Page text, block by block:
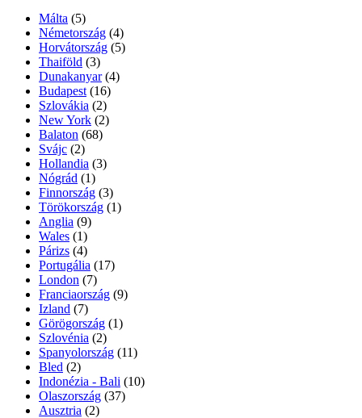
Málta (5)
Németország (4)
Horvátország (5)
Thaiföld (3)
Dunakanyar (4)
Budapest (16)
Szlovákia (2)
New York (2)
Balaton (68)
Svájc (2)
Hollandia (3)
Nógrád (1)
Finnország (3)
Törökország (1)
Anglia (9)
Wales (1)
Párizs (4)
Portugália (17)
London (7)
Franciaország (9)
Izland (7)
Görögország (1)
Szlovénia (2)
Spanyolország (11)
Bled (2)
Indonézia - Bali (10)
Olaszország (37)
Ausztria (2)